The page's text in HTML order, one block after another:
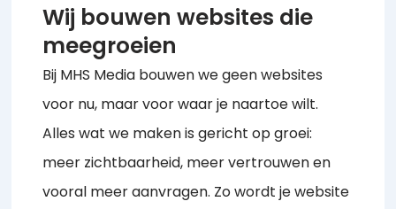
Wij bouwen websites die
meegroeien
Bij MHS Media bouwen we geen websites
voor nu, maar voor waar je naartoe wilt.
Alles wat we maken is gericht op groei:
meer zichtbaarheid, meer vertrouwen en
vooral meer aanvragen. Zo wordt je website